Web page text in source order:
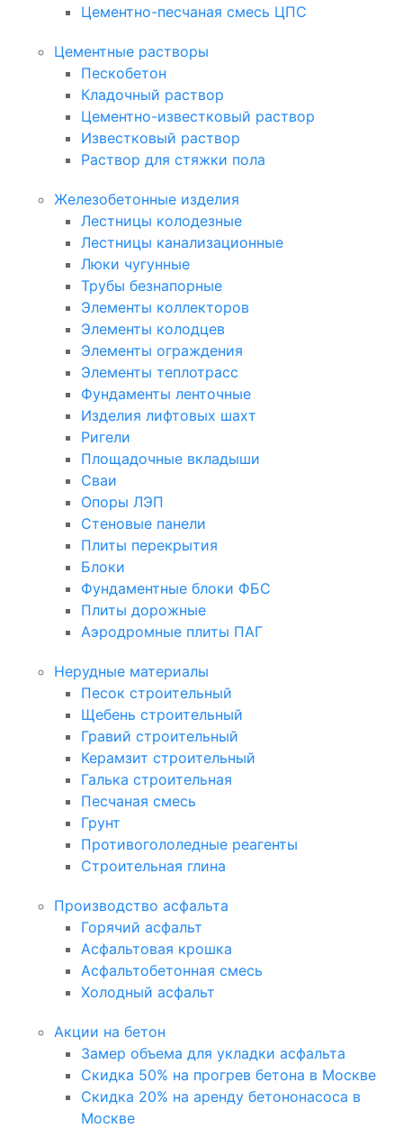
Цементно-песчаная смесь ЦПС
Цементные растворы
Пескобетон
Кладочный раствор
Цементно-известковый раствор
Известковый раствор
Раствор для стяжки пола
Железобетонные изделия
Лестницы колодезные
Лестницы канализационные
Люки чугунные
Трубы безнапорные
Элементы коллекторов
Элементы колодцев
Элементы ограждения
Элементы теплотрасс
Фундаменты ленточные
Изделия лифтовых шахт
Ригели
Площадочные вкладыши
Сваи
Опоры ЛЭП
Стеновые панели
Плиты перекрытия
Блоки
Фундаментные блоки ФБС
Плиты дорожные
Аэродромные плиты ПАГ
Нерудные материалы
Песок строительный
Щебень строительный
Гравий строительный
Керамзит строительный
Галька строительная
Песчаная смесь
Грунт
Противогололедные реагенты
Строительная глина
Производство асфальта
Горячий асфальт
Асфальтовая крошка
Асфальтобетонная смесь
Холодный асфальт
Акции на бетон
Замер объема для укладки асфальта
Скидка 50% на прогрев бетона в Москве
Скидка 20% на аренду бетононасоса в
Москве